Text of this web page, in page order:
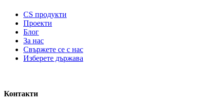
CS продукти
Проекти
Блог
За нас
Свържете се с нас
Изберете държава
Контакти